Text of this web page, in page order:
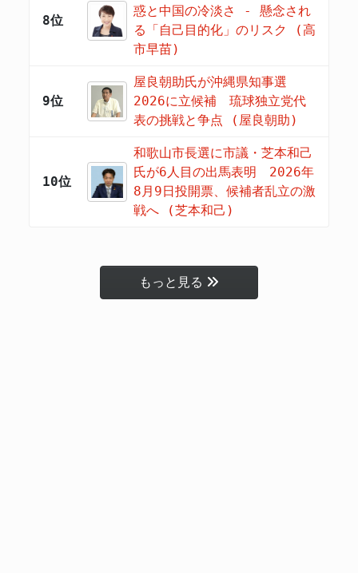
8位
惑と中国の冷淡さ - 懸念され
る「自己目的化」のリスク (高
市早苗)
9位
屋良朝助氏が沖縄県知事選
2026に立候補 琉球独立党代
表の挑戦と争点 (屋良朝助)
10位
和歌山市長選に市議・芝本和己
氏が6人目の出馬表明 2026年
8月9日投開票、候補者乱立の激
戦へ (芝本和己)
もっと見る